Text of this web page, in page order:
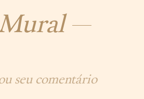
seu comentário